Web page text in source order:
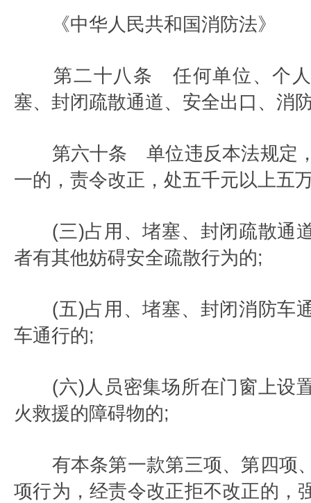
《中华人民共和国消防法》
第二十八条 任何单位、个人
塞、封闭疏散通道、安全出口、消
第六十条 单位违反本法规定，
一的，责令改正，处五千元以上五
(三)占用、堵塞、封闭疏散通
者有其他妨碍安全疏散行为的;
(五)占用、堵塞、封闭消防车
车通行的;
(六)人员密集场所在门窗上设
火救援的障碍物的;
有本条第一款第三项、第四项
项行为，经责令改正拒不改正的，